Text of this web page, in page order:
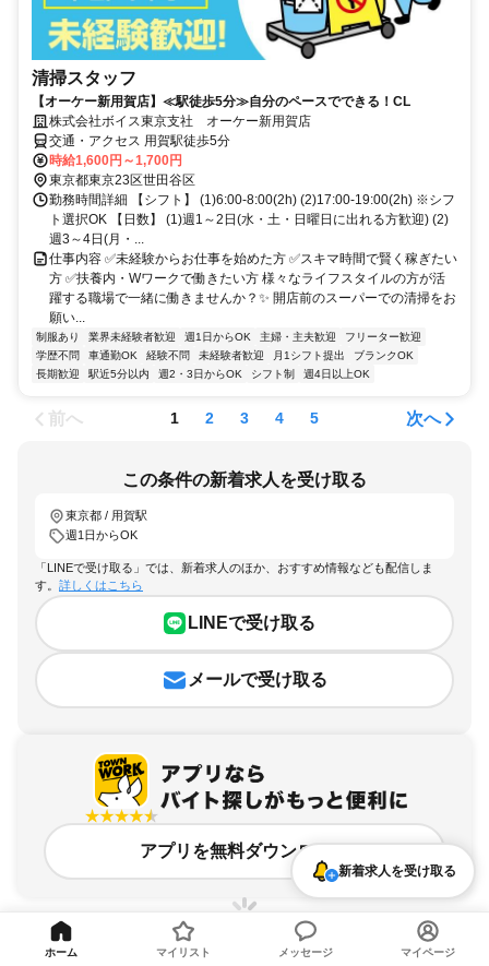
清掃スタッフ
【オーケー新用賀店】≪駅徒歩5分≫自分のペースでできる！CL
株式会社ボイス東京支社 オーケー新用賀店
交通・アクセス 用賀駅徒歩5分
時給1,600円～1,700円
東京都東京23区世田谷区
勤務時間詳細 【シフト】 (1)6:00-8:00(2h) (2)17:00-19:00(2h) ※シフ
ト選択OK 【日数】 (1)週1～2日(水・土・日曜日に出れる方歓迎) (2)
週3～4日(月・...
仕事内容 ✅未経験からお仕事を始めた方 ✅スキマ時間で賢く稼ぎたい
方 ✅扶養内・Wワークで働きたい方 様々なライフスタイルの方が活
躍する職場で一緒に働きませんか？✨ 開店前のスーパーでの清掃をお
願い...
制服あり 業界未経験者歓迎 週1日からOK 主婦・主夫歓迎
フリーター歓迎
学歴不問
車通勤OK 経験不問 未経験者歓迎 月1シフト提出
ブランクOK
長期歓迎
駅近5分以内 週2・3日からOK シフト制 週4日以上OK
前へ 1 2 3 4 5 次へ
この条件の新着求人を受け取る
東京都 / 用賀駅
週1日からOK
「LINEで受け取る」では、新着求人のほか、おすすめ情報なども配信しま
す。 詳しくはこちら
LINEで受け取る
メールで受け取る
アプリを無料ダウンロード
新着求人を受け取る
ホーム マイリスト メッセージ マイページ